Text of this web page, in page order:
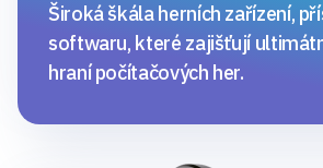
Široká škála herních zařízení,
softwaru, které zajišťují
hraní počítačových her.